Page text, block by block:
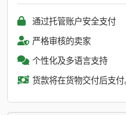
通过托管账户安全支付
严格审核的卖家
个性化及多语言支持
货款将在货物交付后支付